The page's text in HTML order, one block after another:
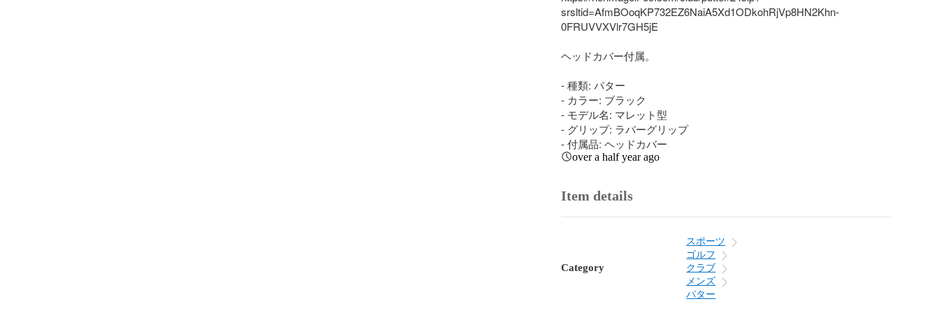
srsltid=AfmBOoqKP732EZ6NaiA5Xd1ODkohRjVp8HN2Khn-
0FRUVVXVlr7GH5jE
ヘッドカバー付属。
- 種類: パター
- カラー: ブラック
- モデル名: マレット型
- グリップ: ラバーグリップ
- 付属品: ヘッドカバー
over a half year ago
Item details
Category
スポーツ
ゴルフ
クラブ
メンズ
パター